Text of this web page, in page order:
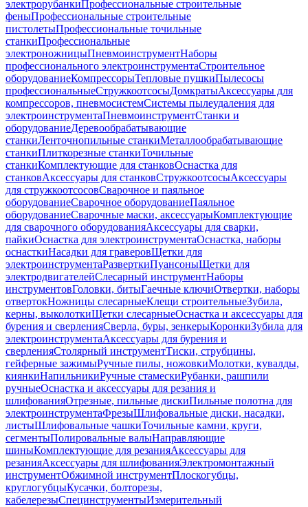
электрорубанкиПрофессиональные строительные
феныПрофессиональные строительные
пистолетыПрофессиональные точильные
станкиПрофессиональные
электроножницыПневмоинструментНаборы
профессионального электроинструментаСтроительное
оборудованиеКомпрессорыТепловые пушкиПылесосы
профессиональныеСтружкоотсосыДомкратыАксессуары для
компрессоров, пневмосистемСистемы пылеудаления для
электроинструментаПневмоинструментСтанки и
оборудованиеДеревообрабатывающие
станкиЛенточнопильные станкиМеталлообрабатывающие
станкиПлиткорезные станкиТочильные
станкиКомплектующие для станковОснастка для
станковАксессуары для станковСтружкоотсосыАксессуары
для стружкоотсосовСварочное и паяльное
оборудованиеСварочное оборудованиеПаяльное
оборудованиеСварочные маски, аксессуарыКомплектующие
для сварочного оборудованияАксессуары для сварки,
пайкиОснастка для электроинструментаОснастка, наборы
оснасткиНасадки для граверовЩетки для
электроинструментаРазверткиПуансоныЩетки для
электродвигателейСлесарный инструментНаборы
инструментовГоловки, битыГаечные ключиОтвертки, наборы
отвертокНожницы слесарныеКлещи строительныеЗубила,
керны, выколоткиЩетки слесарныеОснастка и аксессуары для
бурения и сверленияСверла, буры, зенкерыКоронкиЗубила для
электроинструментаАксессуары для бурения и
сверленияСтолярный инструментТиски, струбцины,
гейферные зажимыРучные пилы, ножовкиМолотки, кувалды,
киянкиНапильникиРучные стамескиРубанки, рашпили
ручныеОснастка и аксессуары для резания и
шлифованияОтрезные, пильные дискиПильные полотна для
электроинструментаФрезыШлифовальные диски, насадки,
листыШлифовальные чашкиТочильные камни, круги,
сегментыПолировальные валыНаправляющие
шиныКомплектующие для резанияАксессуары для
резанияАксессуары для шлифованияЭлектромонтажный
инструментОбжимной инструментПлоскогубцы,
круглогубцыКусачки, болторезы,
кабелерезыСпецинструментыИзмерительный